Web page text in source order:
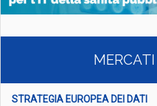
STRATEGIA EUROPEA DEI DATI